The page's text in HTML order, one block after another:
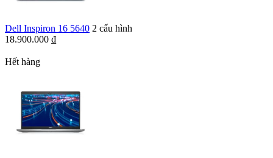
Dell Inspiron 16 5640 2 cấu hình
18.900.000 ₫
Hết hàng